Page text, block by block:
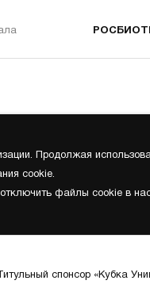
Продолжая
cookie.
файлы cookie в